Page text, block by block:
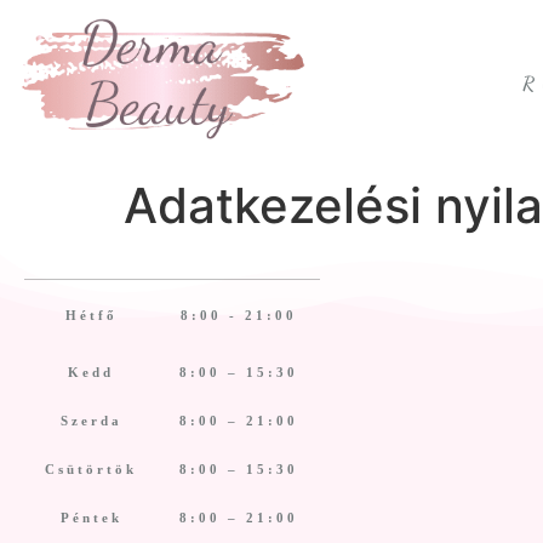
Adatkezelési
Hétfő 8:00 - 21:00
Kedd 8:00 – 15:30
Szerda 8:00 – 21:00
Csütörtök 8:00 – 15:30
Péntek 8:00 – 21:00